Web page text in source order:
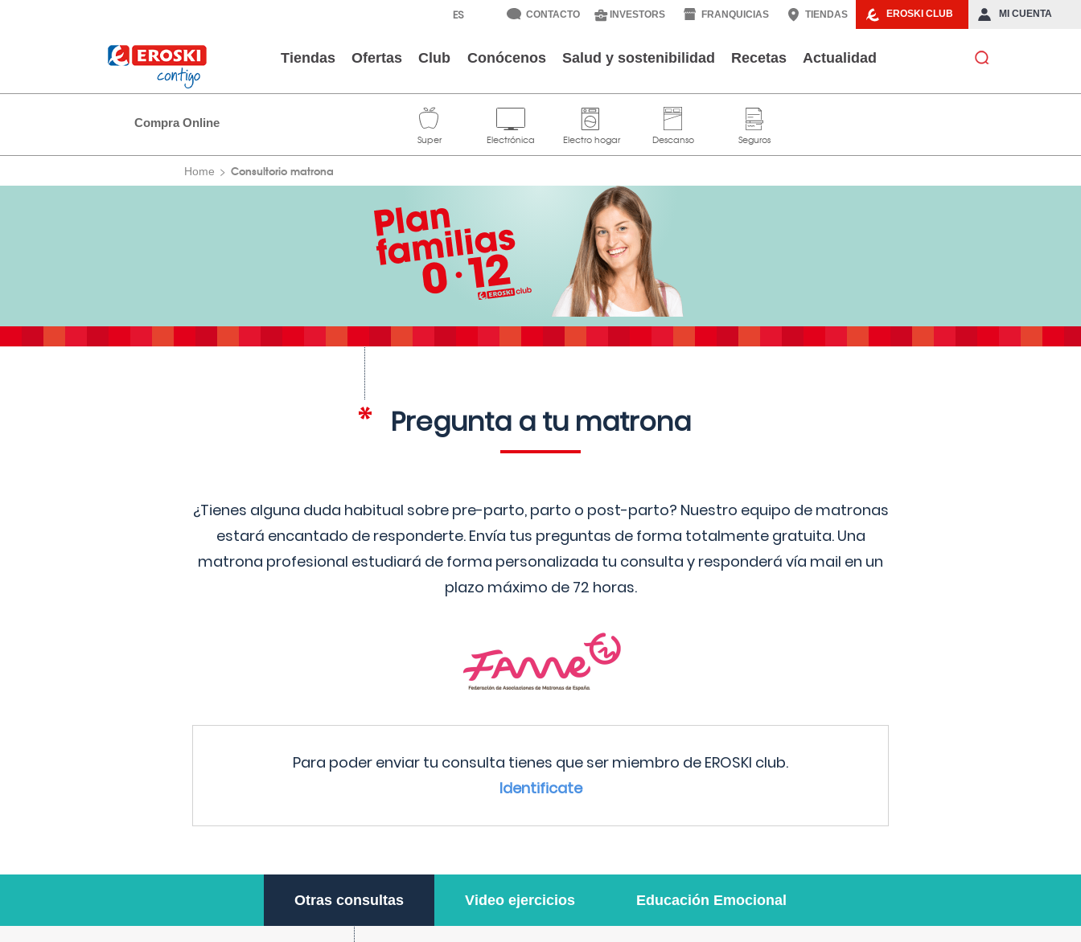
EROSKI CLUB MI CUENTA
CONTACTO INVESTORS FRANQUICIAS TIENDAS
Tiendas Ofertas Club Conócenos Salud y sostenibilidad Recetas Actualidad
Compra Online
Home Consultorio matrona
Pregunta a tu matrona
¿Tienes alguna duda habitual sobre pre-parto, parto o post-parto? Nuestro equipo de matronas
estará encantado de responderte. Envía tus preguntas de forma totalmente gratuita. Una
matrona profesional estudiará de forma personalizada tu consulta y responderá vía mail en un
plazo máximo de 72 horas.
Para poder enviar tu consulta tienes que ser miembro de EROSKI club.
Identificate
Otras consultas Video ejercicios Educación Emocional